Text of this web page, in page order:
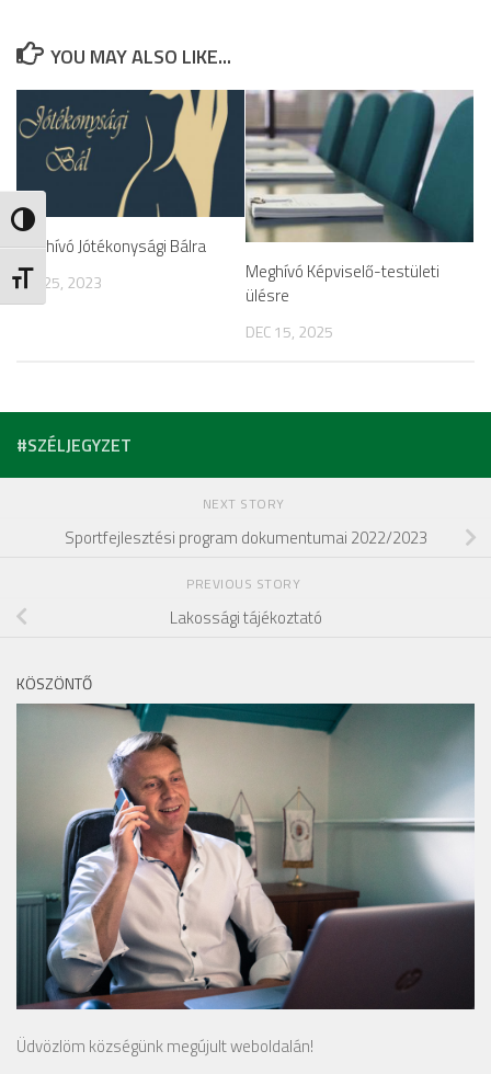
Nagy kontraszt váltása
Betűméret váltása
YOU MAY ALSO LIKE...
Meghívó Jótékonysági Bálra
JAN 25, 2023
Meghívó Képviselő-testületi
ülésre
DEC 15, 2025
#SZÉLJEGYZET
NEXT STORY
Sportfejlesztési program dokumentumai 2022/2023
PREVIOUS STORY
Lakossági tájékoztató
KÖSZÖNTŐ
Üdvözlöm községünk megújult weboldalán!